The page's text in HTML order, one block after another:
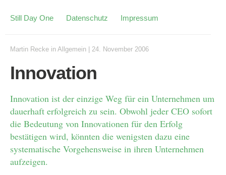
Still Day One Datenschutz Impressum
Martin Recke in Allgemein 24. November 2006
Innovation
Innovation ist der einzige Weg für ein Unternehmen um
dauerhaft erfolgreich zu sein. Obwohl jeder CEO sofort
die Bedeutung von Innovationen für den Erfolg
bestätigen wird, könnten die wenigsten dazu eine
systematische Vorgehensweise in ihren Unternehmen
aufzeigen.